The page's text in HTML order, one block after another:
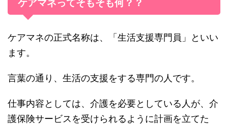
ケアマネってそもそも何？？
ケアマネの正式名称は、「生活支援専門員」といい
ます。
言葉の通り、生活の支援をする専門の人です。
仕事内容としては、介護を必要としている人が、介
護保険サービスを受けられるように計画を立てた